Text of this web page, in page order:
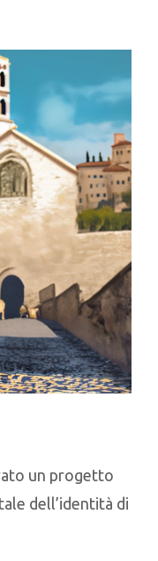
un progetto
dell’identità di